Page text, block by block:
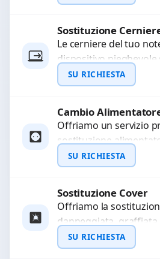
Richiedi
Sostituzione
Le cerniere del tuo
dispositivo pieghevole
allentate o bloccate?
sostituiamo cerniere
SU RICHIESTA
Richiedi
Cambio
Offriamo un servizio
sostituzione
come alimentatore
circuito,
SU RICHIESTA
Richiedi
Sostituzione Cover
Offriamo la
danneggiata, graffiata
ricambi di alta qualità
Ripristiniamo l’aspetto
SU RICHIESTA